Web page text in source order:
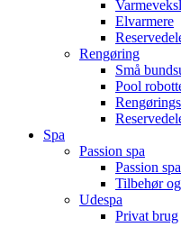
Elvarmere
Rengøring
Små
Pool
Spa
Passion spa
Passion spa
Tilbehør
Udespa
Privat brug